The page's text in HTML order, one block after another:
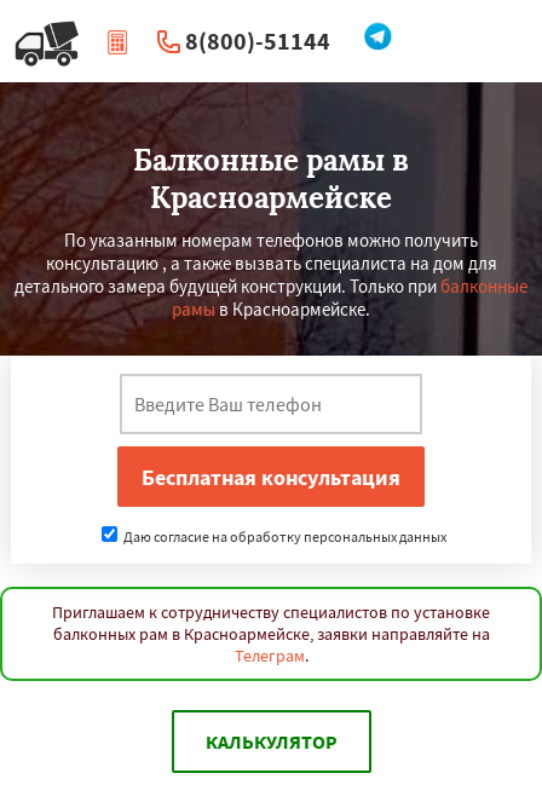
8(800)-51144
| Перезвоните мне
Балконные рамы в
Красноармейске
По указанным номерам телефонов можно получить
консультацию , а также вызвать специалиста на дом для
детального замера будущей конструкции. Только прибалконные
рамы в Красноармейске.
Даю согласие на обработку персональных данных
Приглашаем к сотрудничеству специалистов по установке
балконных рам в Красноармейске, заявки направляйте на
Телеграм.
КАЛЬКУЛЯТОР